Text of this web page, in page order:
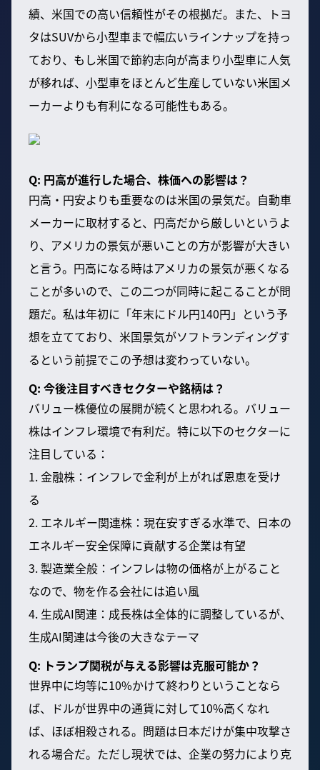
績、米国での高い信頼性がその根拠だ。また、トヨ
タはSUVから小型車まで幅広いラインナップを持っ
ており、もし米国で節約志向が高まり小型車に人気
が移れば、小型車をほとんど生産していない米国メ
ーカーよりも有利になる可能性もある。
Q: 円高が進行した場合、株価への影響は？
円高・円安よりも重要なのは米国の景気だ。自動車
メーカーに取材すると、円高だから厳しいというよ
り、アメリカの景気が悪いことの方が影響が大きい
と言う。円高になる時はアメリカの景気が悪くなる
ことが多いので、この二つが同時に起こることが問
題だ。私は年初に「年末にドル円140円」という予
想を立てており、米国景気がソフトランディングす
るという前提でこの予想は変わっていない。
Q: 今後注目すべきセクターや銘柄は？
バリュー株優位の展開が続くと思われる。バリュー
株はインフレ環境で有利だ。特に以下のセクターに
注目している：
1. 金融株：インフレで金利が上がれば恩恵を受け
る
2. エネルギー関連株：現在安すぎる水準で、日本の
エネルギー安全保障に貢献する企業は有望
3. 製造業全般：インフレは物の価格が上がること
なので、物を作る会社には追い風
4. 生成AI関連：成長株は全体的に調整しているが、
生成AI関連は今後の大きなテーマ
Q: トランプ関税が与える影響は克服可能か？
世界中に均等に10%かけて終わりということなら
ば、ドルが世界中の通貨に対して10%高くなれ
ば、ほぼ相殺される。問題は日本だけが集中攻撃さ
れる場合だ。ただし現状では、企業の努力により克